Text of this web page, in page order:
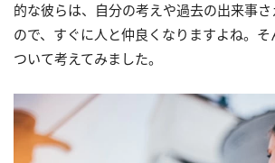
的な彼らは、自分の考えや過去の出来事
ので、すぐに人と仲良くなりますよね。
ついて考えてみました。